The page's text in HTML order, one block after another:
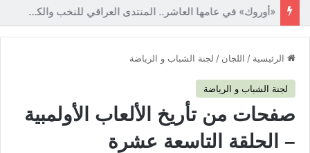
«أوروك» في عامها العاشر.. المنتدى العراقي للنخب والكفاءات يصدر عددًا جديدًا ببحوث علمية تعالج قضايا الاقتصاد والطاقة
الرئيسية / اللجان / لجنة الشباب و الرياضة
لجنة الشباب و الرياضة
صفحات من تأريخ الألعاب الأولمبية
– الحلقة التاسعة عشرة